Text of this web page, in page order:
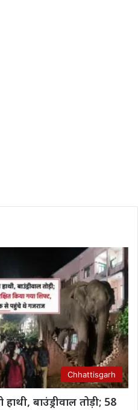
Chhattisgarh
बाउंड्रीवाल तोड़ी; 58